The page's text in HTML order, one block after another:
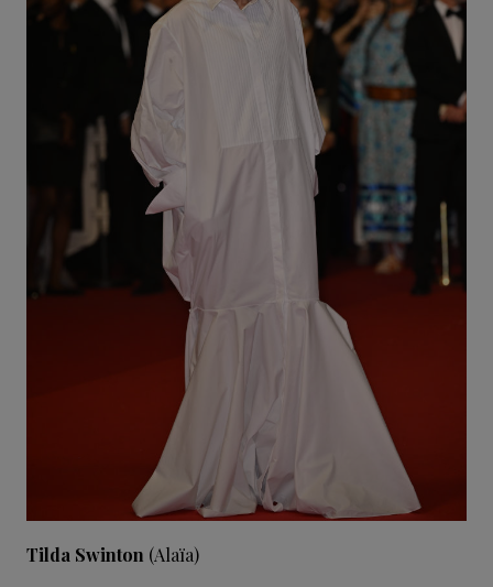
Tilda Swinton (Alaïa)